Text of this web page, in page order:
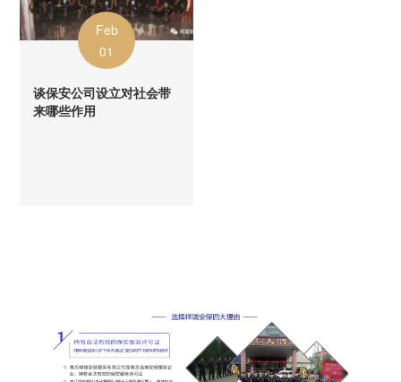
Feb
01
谈保安公司设立对社会带
来哪些作用